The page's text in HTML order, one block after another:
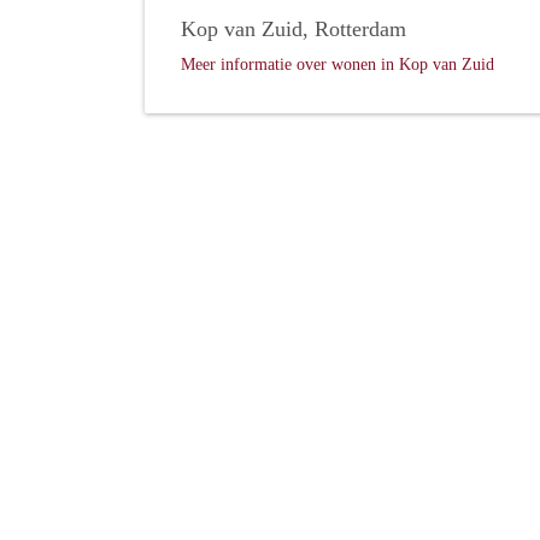
Kop van Zuid, Rotterdam
Meer informatie over wonen in Kop van Zuid